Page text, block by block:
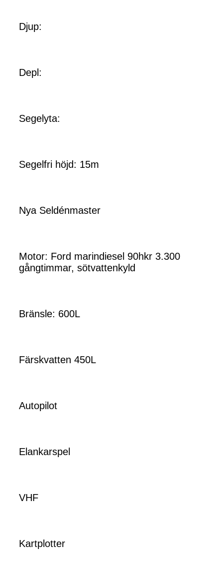
Djup:
Depl:
Segelyta:
Segelfri höjd: 15m
Nya Seldénmaster
Motor: Ford marindiesel 90hkr 3.300
gångtimmar, sötvattenkyld
Bränsle: 600L
Färskvatten 450L
Autopilot
Elankarspel
VHF
Kartplotter